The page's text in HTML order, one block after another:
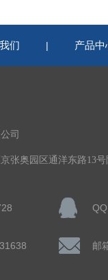
们 | 产品中
司
张奥园区通洋东路13
邮